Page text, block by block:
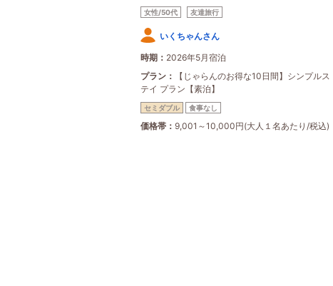
女性/50代 友達旅行
いくちゃんさん
時期
2026年5月宿泊
プラン
【じゃらんのお得な10日間】シンプルス
テイ プラン【素泊】
セミダブル 食事なし
価格帯 9,001～10,000円(大人１名あたり/税込)